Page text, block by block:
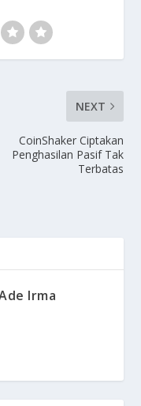
NEXT
CoinShaker Ciptakan
Penghasilan Pasif Tak
Terbatas
Irma